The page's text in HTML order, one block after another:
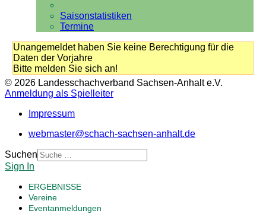
Saisonstatistiken
Termine
Unangemeldet haben Sie keine Berechtigung für die
Daten der Vorjahre
Bitte melden Sie sich an!
© 2026 Landesschachverband Sachsen-Anhalt e.V.
Anmeldung als Spielleiter
Impressum
webmaster@schach-sachsen-anhalt.de
Suchen
Sign In
ERGEBNISSE
Vereine
Eventanmeldungen